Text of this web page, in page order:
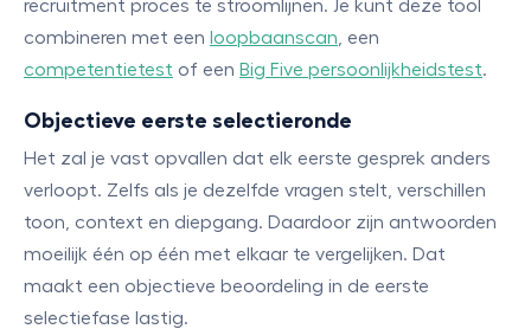
recruitment proces te stroomlijnen. Je kunt deze tool
combineren met een loopbaanscan , een
competentietest of een Big Five persoonlijkheidstest.
Objectieve eerste selectieronde
Het zal je vast opvallen dat elk eerste gesprek anders
verloopt. Zelfs als je dezelfde vragen stelt, verschillen
toon, context en diepgang. Daardoor zijn antwoorden
moeilijk één op één met elkaar te vergelijken. Dat
maakt een objectieve beoordeling in de eerste
selectiefase lastig.